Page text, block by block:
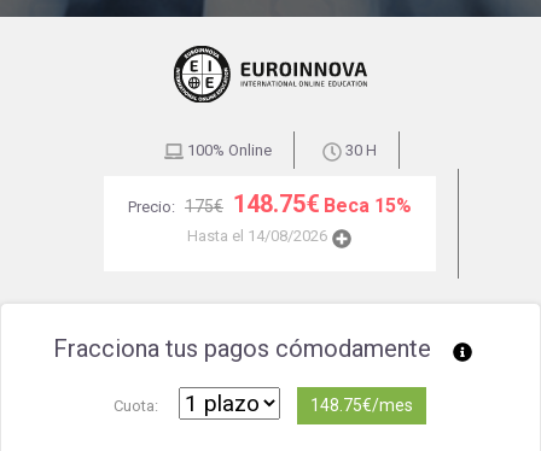
100% Online 30 H
Precio: 175€ 148.75€ Beca 15%
Hasta el 14/08/2026
Fracciona tus pagos cómodamente
Cuota: 148.75€/mes